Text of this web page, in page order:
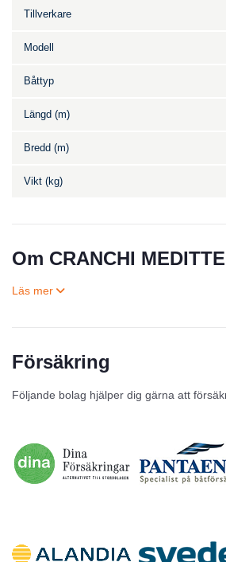
Tillverkare
Modell
Båttyp
Längd (m)
Bredd (m)
Vikt (kg)
Om CRANCHI
Försäkring
Följande bolag hjälper dig gärna att